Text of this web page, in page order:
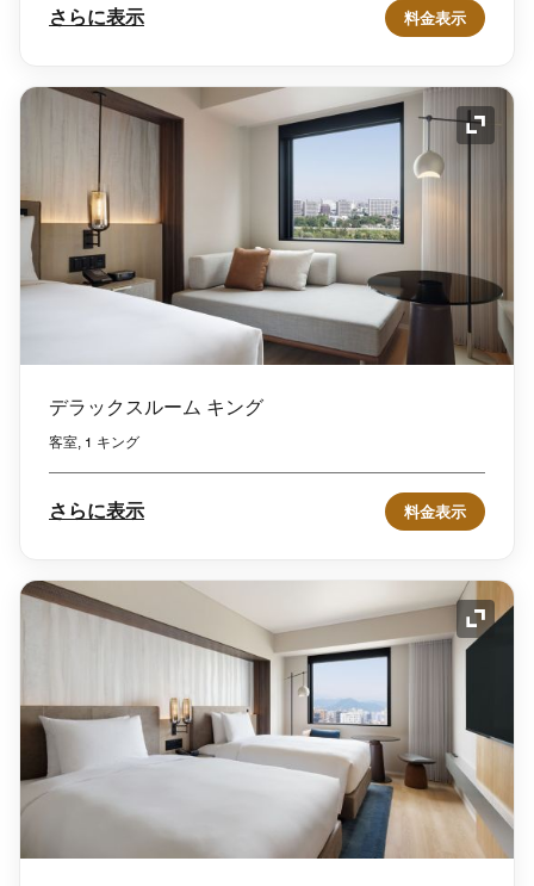
さらに表示 料金表示
アイ
デラックスルーム キング
客室, 1 キング
さらに表示 料金表示
アイ